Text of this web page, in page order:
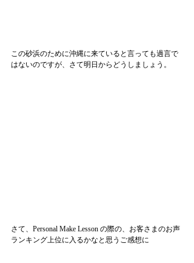
この砂浜のために沖縄に来ていると言っても過言で
はないのですが、さて明日からどうしましょう。
さて、Personal Make Lesson の際の、お客さまのお声
ランキング上位に入るかなと思うご感想に